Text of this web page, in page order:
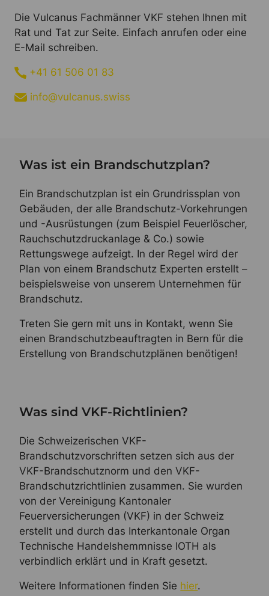
Die Vulcanus Fachmänner VKF stehen Ihnen mit
Rat und Tat zur Seite. Einfach anrufen oder eine
E-Mail schreiben.
+41 61 506 01 83
info@vulcanus.swiss
Was ist ein Brandschutzplan?
Ein Brandschutzplan ist ein Grundrissplan von
Gebäuden, der alle Brandschutz-Vorkehrungen
und -Ausrüstungen (zum Beispiel Feuerlöscher,
Rauchschutzdruckanlage & Co.) sowie
Rettungswege aufzeigt. In der Regel wird der
Plan von einem Brandschutz Experten erstellt –
beispielsweise von unserem Unternehmen für
Brandschutz.
Treten Sie gern mit uns in Kontakt, wenn Sie
einen Brandschutzbeauftragten in Bern für die
Erstellung von Brandschutzplänen benötigen!
Was sind VKF-Richtlinien?
Die Schweizerischen VKF-
Brandschutzvorschriften setzen sich aus der
VKF-Brandschutznorm und den VKF-
Brandschutzrichtlinien zusammen. Sie wurden
von der Vereinigung Kantonaler
Feuerversicherungen (VKF) in der Schweiz
erstellt und durch das Interkantonale Organ
Technische Handelshemmnisse IOTH als
verbindlich erklärt und in Kraft gesetzt.
Weitere Informationen finden Sie hier.